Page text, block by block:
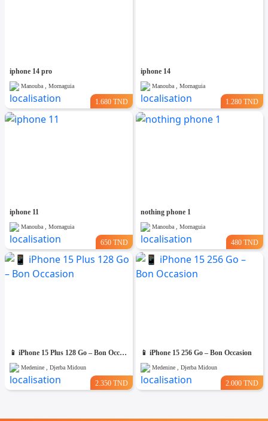
iphone 14 pro
Manouba , Mornaguia
1.680 TND
iphone 14
Manouba , Mornaguia
1.280 TND
iphone 11
Manouba , Mornaguia
650 TND
nothing phone 1
Manouba , Mornaguia
480 TND
📱 iPhone 15 Plus 128 Go – Bon Occasion
Medenine , Djerba Midoun
2.350 TND
📱 iPhone 15 256 Go – Bon Occasion
Medenine , Djerba Midoun
2.000 TND